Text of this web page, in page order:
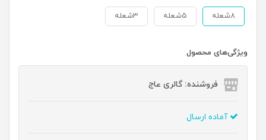
8شعله 5شعله 3شعله
ویژگی‌های محصول
فروشنده: گالری عاج
آماده ارسال